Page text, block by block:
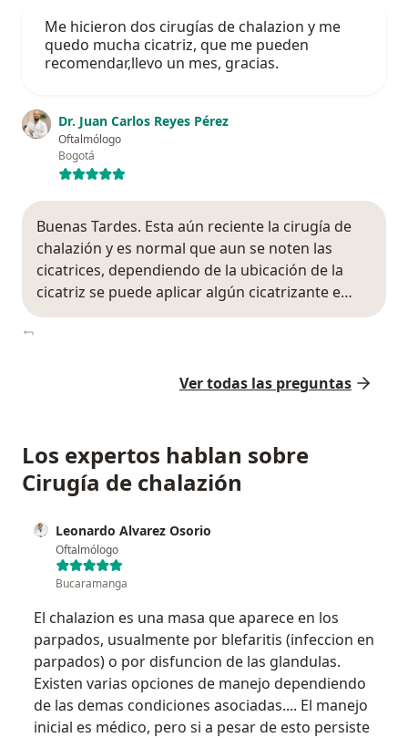
Me hicieron dos cirugías de chalazion y me
quedo mucha cicatriz, que me pueden
recomendar,llevo un mes, gracias.
Dr. Juan Carlos Reyes Pérez
Oftalmólogo
Bogotá
Buenas Tardes. Esta aún reciente la cirugía de
chalazión y es normal que aun se noten las
cicatrices, dependiendo de la ubicación de la
cicatriz se puede aplicar algún cicatrizante e…
Ver todas las preguntas
Los expertos hablan sobre
Cirugía de chalazión
Leonardo Alvarez Osorio
Oftalmólogo
Bucaramanga
El chalazion es una masa que aparece en los
parpados, usualmente por blefaritis (infeccion en
parpados) o por disfuncion de las glandulas.
Existen varias opciones de manejo dependiendo
de las demas condiciones asociadas.... El manejo
inicial es médico, pero si a pesar de esto persiste